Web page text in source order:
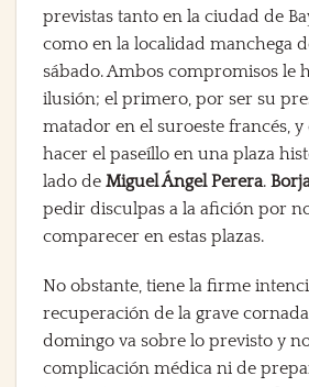
previstas tanto en la ciudad de
como en la localidad manchega
sábado. Ambos compromisos le
ilusión; el primero, por ser su
matador en el suroeste francés,
hacer el paseíllo en una plaza
lado de Miguel Ángel Perera.
pedir disculpas a la afición por
comparecer en estas plazas.
No obstante, tiene la firme
recuperación de la grave
domingo va sobre lo previsto y
complicación médica ni de